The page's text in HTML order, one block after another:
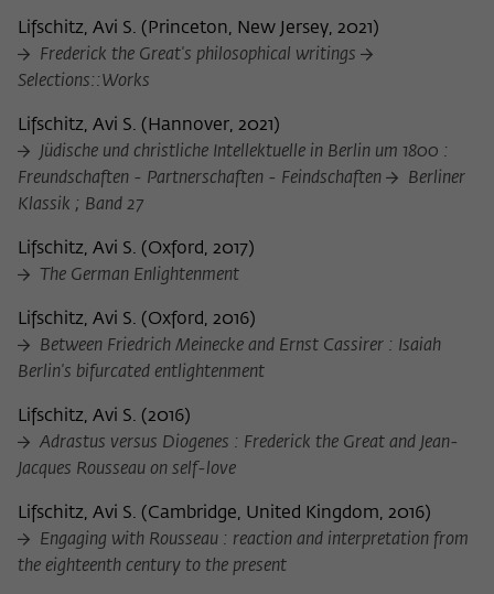
Lifschitz, Avi S. ( Princeton, New Jersey, 2021)
Frederick the Great's philosophical writings
Selections::Works
Lifschitz, Avi S. ( Hannover, 2021)
Jüdische und christliche Intellektuelle in Berlin um 1800 :
Freundschaften - Partnerschaften - Feindschaften
Berliner
Klassik ; Band 27
Lifschitz, Avi S. (Oxford, 2017)
The German Enlightenment
Lifschitz, Avi S. (Oxford, 2016)
Between Friedrich Meinecke and Ernst Cassirer : Isaiah
Berlin's bifurcated entlightenment
Lifschitz, Avi S. (2016)
Adrastus versus Diogenes : Frederick the Great and Jean-
Jacques Rousseau on self-love
Lifschitz, Avi S. (Cambridge, United Kingdom, 2016)
Engaging with Rousseau : reaction and interpretation from
the eighteenth century to the present